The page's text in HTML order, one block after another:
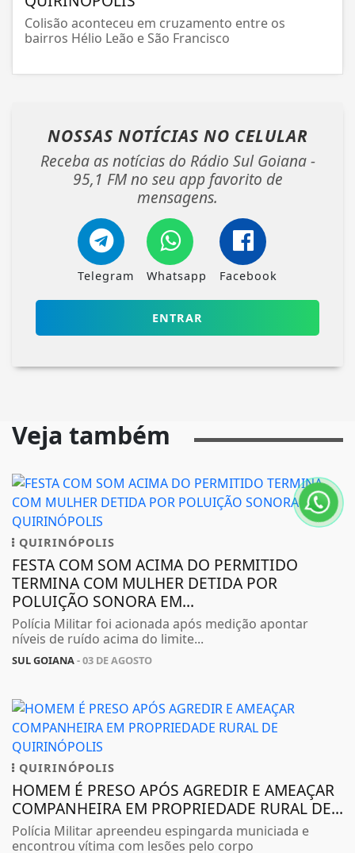
Colisão aconteceu em cruzamento entre os
bairros Hélio Leão e São Francisco
NOSSAS NOTÍCIAS NO CELULAR
Receba as notícias do Rádio Sul Goiana -
95,1 FM no seu app favorito de
mensagens.
Telegram Whatsapp Facebook
ENTRAR
Veja também
QUIRINÓPOLIS
FESTA COM SOM ACIMA DO PERMITIDO
TERMINA COM MULHER DETIDA POR
POLUIÇÃO SONORA EM...
Polícia Militar foi acionada após medição apontar
níveis de ruído acima do limite...
SUL GOIANA- 03 DE AGOSTO
QUIRINÓPOLIS
HOMEM É PRESO APÓS AGREDIR E AMEAÇAR
COMPANHEIRA EM PROPRIEDADE RURAL DE...
Polícia Militar apreendeu espingarda municiada e
encontrou vítima com lesões pelo corpo